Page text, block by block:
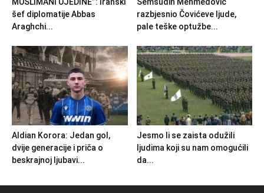
šef diplomatije Abbas
Araghchi...
razbjesnio Čovićeve ljude,
pale teške optužbe...
Aldian Korora: Jedan gol,
dvije generacije i priča o
beskrajnoj ljubavi...
Jesmo li se zaista odužili
ljudima koji su nam omogućili
da...